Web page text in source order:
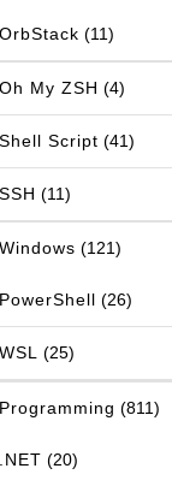
OrbStack (11)
Oh My ZSH (4)
Shell Script (41)
SSH (11)
Windows (121)
PowerShell (26)
WSL (25)
Programming (811)
.NET (20)